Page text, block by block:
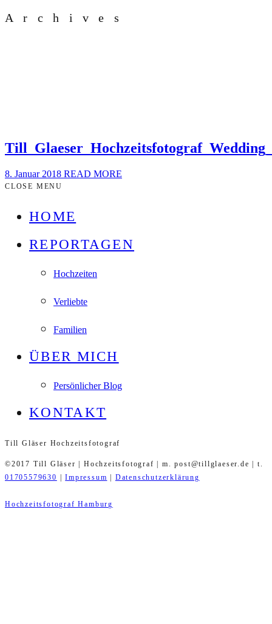
Archives
8. Januar 2018 READ MORE
CLOSE MENU
HOME
REPORTAGEN
Hochzeiten
Verliebte
Familien
ÜBER MICH
Persönlicher Blog
KONTAKT
Till Gläser Hochzeitsfotograf
©2017 Till Gläser | Hochzeitsfotograf | m. post@tillglaeser.de | t.
01705579630
|Impressum Datenschutzerklärung
Hochzeitsfotograf Hamburg